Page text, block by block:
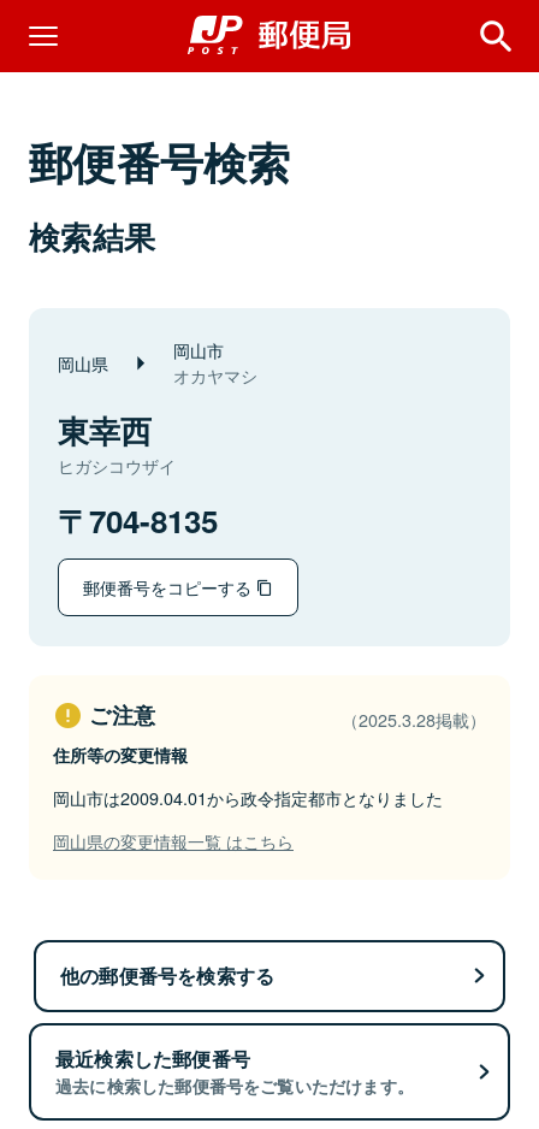
郵便番号検索
検索結果
岡山県 岡山市
オカヤマシ
東幸西
ヒガシコウザイ
704-8135
郵便番号をコピーする
ご注意 （2025.3.28掲載）
住所等の変更情報
岡山市は2009.04.01から政令指定都市となりました
岡山県の変更情報一覧 はこちら
他の郵便番号を検索する
最近検索した郵便番号
過去に検索した郵便番号をご覧いただけます。